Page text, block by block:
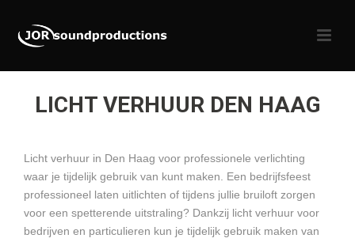
LICHT VERHUUR DEN HAAG
Licht verhuur in Den Haag voor professionele verlichting
waar je tijdelijk gebruik van kunt maken. Een bedrijfsfeest
professioneel laten uitlichten of tijdens jullie bruiloft zorgen
voor een spetterende uitstraling? Dankzij licht verhuur voor
bedrijven en particulieren kun je tijdelijk gebruik maken van